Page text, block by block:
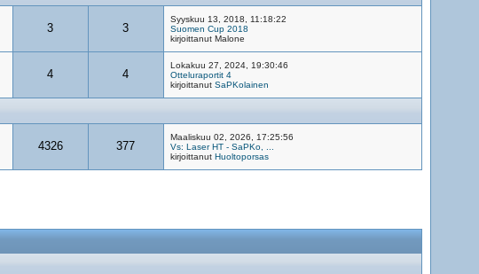
3 3
Syyskuu 13, 2018, 11:18:22
Suomen Cup 2018
kirjoittanut Malone
4 4
Lokakuu 27, 2024, 19:30:46
Otteluraportit 4
kirjoittanut SaPKolainen
4326 377
Maaliskuu 02, 2026, 17:25:56
Vs: Laser HT - SaPKo, ...
kirjoittanut Huoltoporsas